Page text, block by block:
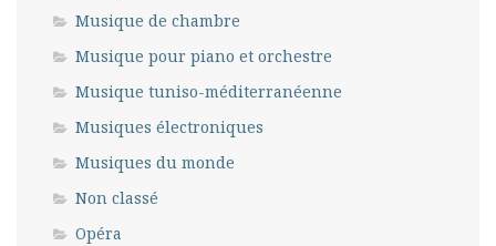
Musique de chambre
Musique pour piano et orchestre
Musique tuniso-méditerranéenne
Musiques électroniques
Musiques du monde
Non classé
Opéra